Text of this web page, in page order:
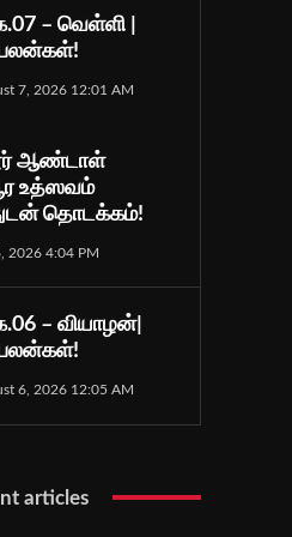
– வெள்ளி |
7, 2026 12:01 AM
ஆண்டாள்
உத்ஸவம்
தொடக்கம்!
2026 4:04 PM
– வியாழன்|
6, 2026 12:05 AM
articles